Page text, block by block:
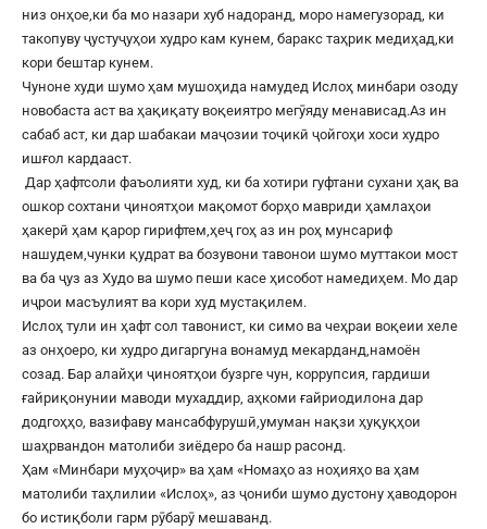
низ онҳое,ки ба мо назари хуб надоранд, моро намегузорад, ки
такопуву ҷустуҷуҳои худро кам кунем, баракс таҳрик медиҳад,ки
кори бештар кунем.
Чуноне худи шумо ҳам мушоҳида намудед Ислоҳ минбари озоду
новобаста аст ва ҳақиқату воқеиятро мегӯяду менависад.Аз ин
сабаб аст, ки дар шабакаи маҷозии тоҷикӣ ҷойгоҳи хоси худро
ишғол кардааст.
Дар ҳафтсоли фаъолияти худ, ки ба хотири гуфтани сухани ҳақ ва
ошкор сохтани ҷиноятҳои мақомот борҳо мавриди ҳамлаҳои
ҳакерӣ ҳам қарор гирифтем,ҳеҷ гоҳ аз ин роҳ мунсариф
нашудем,чунки қудрат ва бозувони тавонои шумо муттакои мост
ва ба ҷуз аз Худо ва шумо пеши касе ҳисобот намедиҳем. Мо дар
иҷрои масъулият ва кори худ мустақилем.
Ислоҳ тули ин ҳафт сол тавонист, ки симо ва чеҳраи воқеии хеле
аз онҳоеро, ки худро дигаргуна вонамуд мекарданд,намоён
созад. Бар алайҳи ҷиноятҳои бузрге чун, коррупсия, гардиши
ғайриқонунии маводи мухаддир, аҳкоми ғайриодилона дар
додгоҳҳо, вазифаву мансабфурушӣ,умуман нақзи ҳуқуқҳои
шаҳрвандон матолиби зиёдеро ба нашр расонд.
Ҳам «Минбари муҳоҷир» ва ҳам «Номаҳо аз ноҳияҳо ва ҳам
матолиби таҳлилии «Ислоҳ», аз ҷониби шумо дустону ҳаводорон
бо истиқболи гарм рӯбарӯ мешаванд.